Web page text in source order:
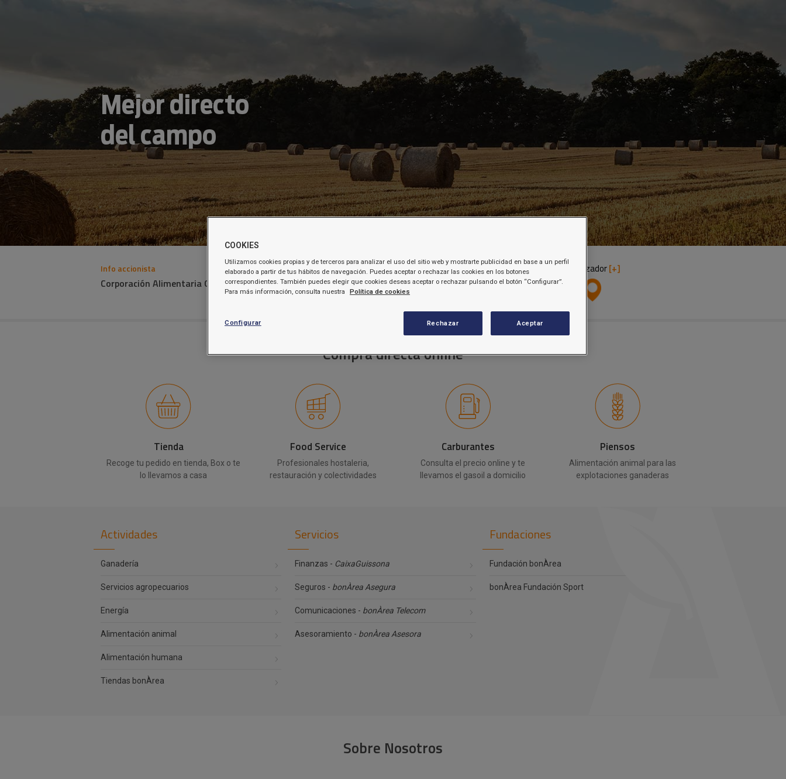
Mejor directo
del campo
Info accionista
Corporación Alimentaria Guissona S.A.[+]
Sector agropecuario
Vídeos del 36º ciclo de conferencias
agropecuarias[+]
Localizador[+]
Compra directa online
Tienda
Recoge tu pedido en tienda, Box o te
lo llevamos a casa
Food Service
Profesionales hostaleria,
restauración y colectividades
Carburantes
Consulta el precio online y te
llevamos el gasoil a domicilio
Piensos
Alimentación animal para las
explotaciones ganaderas
Actividades
Ganadería
Servicios agropecuarios
Energía
Alimentación animal
Alimentación humana
Tiendas bonÀrea
Servicios
Finanzas - CaixaGuissona
Seguros - bonÀrea Asegura
Comunicaciones - bonÀrea Telecom
Asesoramiento - bonÀrea Asesora
Fundaciones
Fundación bonÀrea
bonÀrea Fundación Sport
Sobre Nosotros
COOKIES
Utilizamos cookies propias y de terceros para analizar el uso del sitio web y mostrarte publicidad en base a un perfil
elaborado a partir de tus hábitos de navegación. Puedes aceptar o rechazar las cookies en los botones
correspondientes. También puedes elegir que cookies deseas aceptar o rechazar pulsando el botón “Configurar”.
Para más información, consulta nuestra
Política de cookies
Configurar Rechazar Aceptar